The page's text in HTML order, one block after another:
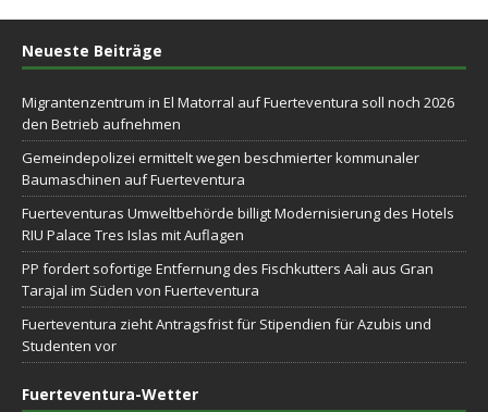
Neueste Beiträge
Migrantenzentrum in El Matorral auf Fuerteventura soll noch 2026
den Betrieb aufnehmen
Gemeindepolizei ermittelt wegen beschmierter kommunaler
Baumaschinen auf Fuerteventura
Fuerteventuras Umweltbehörde billigt Modernisierung des Hotels
RIU Palace Tres Islas mit Auflagen
PP fordert sofortige Entfernung des Fischkutters Aali aus Gran
Tarajal im Süden von Fuerteventura
Fuerteventura zieht Antragsfrist für Stipendien für Azubis und
Studenten vor
Fuerteventura-Wetter